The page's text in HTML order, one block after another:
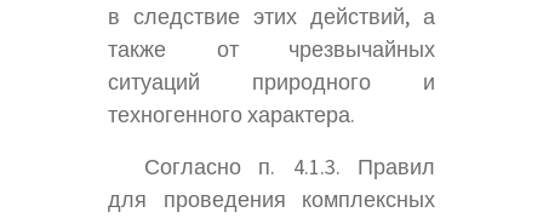
в следствие этих действий, а
также от чрезвычайных
ситуаций природного и
техногенного характера.
Согласно п. 4.1.3. Правил
для проведения комплексных